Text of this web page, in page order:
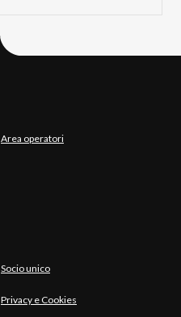
Area operatori
Socio unico
Privacy e Cookies